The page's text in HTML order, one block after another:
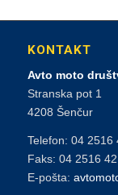
KONTAKT
Avto moto
Stranska pot 1
4208 Šenčur
Telefon: 04 2516
Faks: 04 2516
E-pošta: